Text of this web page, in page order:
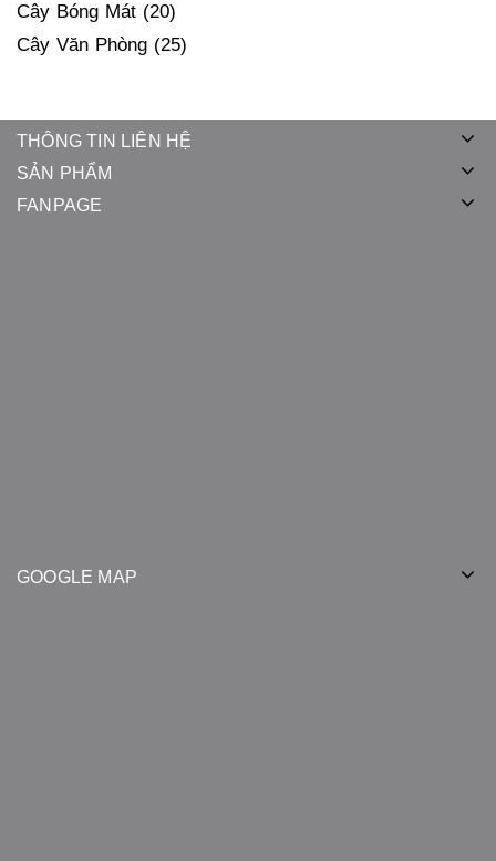
Cây Bóng Mát
20
Cây Văn Phòng
25
THÔNG TIN LIÊN HỆ
SẢN PHẨM
FANPAGE
GOOGLE MAP